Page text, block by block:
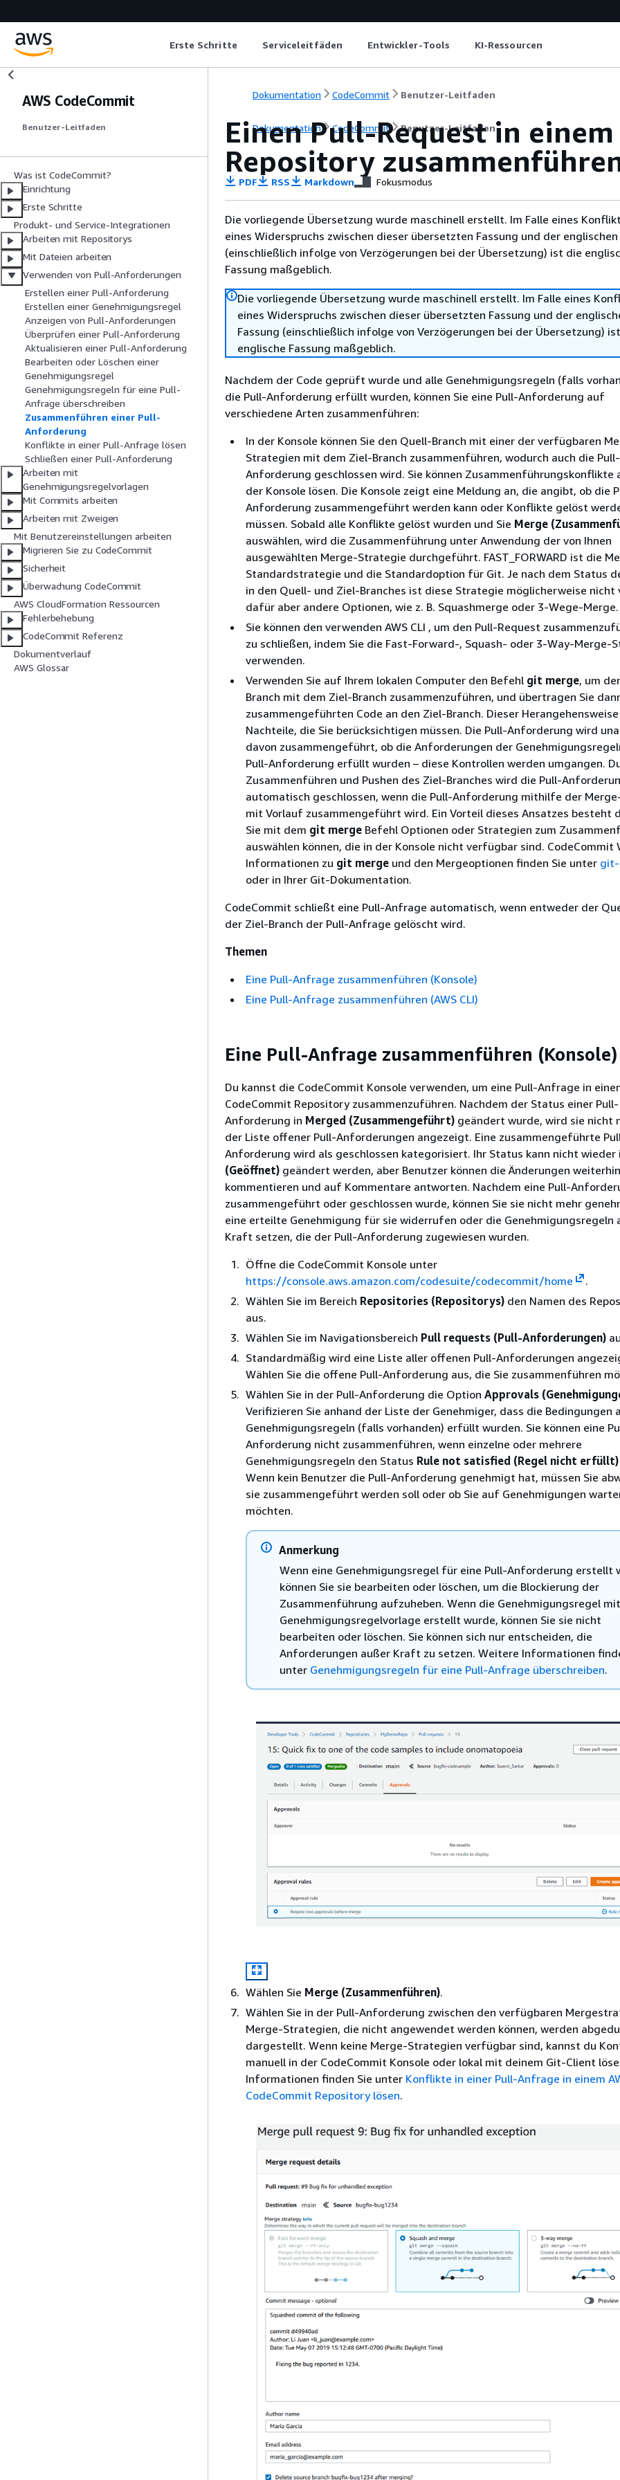
Erste Schritte Serviceleitfäden Entwickler-Tools KI-Ressourcen
AWS CodeCommit
Benutzer-Leitfaden
Was ist CodeCommit?
Einrichtung
Erste Schritte
Produkt- und Service-Integrationen
Arbeiten mit Repositorys
Mit Dateien arbeiten
Verwenden von Pull-Anforderungen
Erstellen einer Pull-Anforderung
Erstellen einer Genehmigungsregel
Anzeigen von Pull-Anforderungen
Überprüfen einer Pull-Anforderung
Aktualisieren einer Pull-Anforderung
Bearbeiten oder Löschen einer
Genehmigungsregel
Genehmigungsregeln für eine Pull-
Anfrage überschreiben
Zusammenführen einer Pull-
Anforderung
Konflikte in einer Pull-Anfrage lösen
Schließen einer Pull-Anforderung
Arbeiten mit
Genehmigungsregelvorlagen
Mit Commits arbeiten
Arbeiten mit Zweigen
Mit Benutzereinstellungen arbeiten
Migrieren Sie zu CodeCommit
Sicherheit
Überwachung CodeCommit
AWS CloudFormation Ressourcen
Fehlerbehebung
CodeCommit Referenz
Dokumentverlauf
AWS Glossar
Dokumentation CodeCommit Benutzer-Leitfaden
Dokumentation CodeCommit Benutzer-Leitfaden
Einen Pull-Request in
Repository
PDF RSS Markdown Fokusmodus
Die vorliegende Übersetzung wurde maschinell erstellt. Im Falle eines
eines Widerspruchs zwischen dieser übersetzten Fassung und der englischen
(einschließlich infolge von Verzögerungen bei der Übersetzung) ist die
Fassung maßgeblich.
Die vorliegende Übersetzung wurde maschinell erstellt. Im Falle eines
eines Widerspruchs zwischen dieser übersetzten Fassung und der
Fassung (einschließlich infolge von Verzögerungen bei der Übersetzung)
englische Fassung maßgeblich.
Nachdem der Code geprüft wurde und alle Genehmigungsregeln (falls
die Pull-Anforderung erfüllt wurden, können Sie eine Pull-Anforderung auf
verschiedene Arten zusammenführen:
In der Konsole können Sie den Quell-Branch mit einer der verfügbaren
Strategien mit dem Ziel-Branch zusammenführen, wodurch auch die Pull-
Anforderung geschlossen wird. Sie können Zusammenführungskonflikte
der Konsole lösen. Die Konsole zeigt eine Meldung an, die angibt, ob die
Anforderung zusammengeführt werden kann oder Konflikte gelöst
müssen. Sobald alle Konflikte gelöst wurden und Sie Merge
auswählen, wird die Zusammenführung unter Anwendung der von Ihnen
ausgewählten Merge-Strategie durchgeführt. FAST_FORWARD ist die
Standardstrategie und die Standardoption für Git. Je nach dem Status
in den Quell- und Ziel-Branches ist diese Strategie möglicherweise nicht
dafür aber andere Optionen, wie z. B. Squashmerge oder 3-Wege-Merge.
Sie können den verwenden AWS CLI , um den Pull-Request
zu schließen, indem Sie die Fast-Forward-, Squash- oder 3-Way-Merge-
verwenden.
Verwenden Sie auf Ihrem lokalen Computer den Befehl git merge, um
Branch mit dem Ziel-Branch zusammenzuführen, und übertragen Sie
zusammengeführten Code an den Ziel-Branch. Dieser
Nachteile, die Sie berücksichtigen müssen. Die Pull-Anforderung wird
davon zusammengeführt, ob die Anforderungen der
Pull-Anforderung erfüllt wurden – diese Kontrollen werden umgangen.
Zusammenführen und Pushen des Ziel-Branches wird die Pull-
automatisch geschlossen, wenn die Pull-Anforderung mithilfe der
mit Vorlauf zusammengeführt wird. Ein Vorteil dieses Ansatzes besteht
Sie mit dem git merge Befehl Optionen oder Strategien zum
auswählen können, die in der Konsole nicht verfügbar sind. CodeCommit
Informationen zu git merge und den Mergeoptionen finden Sie unter git-
oder in Ihrer Git-Dokumentation.
CodeCommit schließt eine Pull-Anfrage automatisch, wenn entweder der
der Ziel-Branch der Pull-Anfrage gelöscht wird.
Themen
Eine Pull-Anfrage zusammenführen (Konsole)
Eine Pull-Anfrage zusammenführen (AWS CLI)
Eine Pull-Anfrage zusammenführen (Konsole)
Du kannst die CodeCommit Konsole verwenden, um eine Pull-Anfrage in
CodeCommit Repository zusammenzuführen. Nachdem der Status einer Pull-
Anforderung in Merged (Zusammengeführt) geändert wurde, wird sie nicht
der Liste offener Pull-Anforderungen angezeigt. Eine zusammengeführte
Anforderung wird als geschlossen kategorisiert. Ihr Status kann nicht wieder
(Geöffnet) geändert werden, aber Benutzer können die Änderungen weiterhin
kommentieren und auf Kommentare antworten. Nachdem eine Pull-
zusammengeführt oder geschlossen wurde, können Sie sie nicht mehr
eine erteilte Genehmigung für sie widerrufen oder die Genehmigungsregeln
Kraft setzen, die der Pull-Anforderung zugewiesen wurden.
Öffne die CodeCommit Konsole unter
https://console.aws.amazon.com/codesuite/codecommit/home
.
Wählen Sie im Bereich Repositories (Repositorys) den Namen des
aus.
Wählen Sie im Navigationsbereich Pull requests (Pull-Anforderungen)
Standardmäßig wird eine Liste aller offenen Pull-Anforderungen
Wählen Sie die offene Pull-Anforderung aus, die Sie zusammenführen
Wählen Sie in der Pull-Anforderung die Option Approvals
Verifizieren Sie anhand der Liste der Genehmiger, dass die Bedingungen
Genehmigungsregeln (falls vorhanden) erfüllt wurden. Sie können eine
Anforderung nicht zusammenführen, wenn einzelne oder mehrere
Genehmigungsregeln den Status Rule not satisfied (Regel nicht erfüllt)
Wenn kein Benutzer die Pull-Anforderung genehmigt hat, müssen Sie
sie zusammengeführt werden soll oder ob Sie auf Genehmigungen
möchten.
Anmerkung
Wenn eine Genehmigungsregel für eine Pull-Anforderung erstellt
können Sie sie bearbeiten oder löschen, um die Blockierung der
Zusammenführung aufzuheben. Wenn die Genehmigungsregel
Genehmigungsregelvorlage erstellt wurde, können Sie sie nicht
bearbeiten oder löschen. Sie können sich nur entscheiden, die
Anforderungen außer Kraft zu setzen. Weitere Informationen
unter Genehmigungsregeln für eine Pull-Anfrage überschreiben.
Wählen Sie Merge (Zusammenführen).
Wählen Sie in der Pull-Anforderung zwischen den verfügbaren
Merge-Strategien, die nicht angewendet werden können, werden
dargestellt. Wenn keine Merge-Strategien verfügbar sind, kannst du
manuell in der CodeCommit Konsole oder lokal mit deinem Git-Client
Informationen finden Sie unter Konflikte in einer Pull-Anfrage in einem
CodeCommit Repository lösen.